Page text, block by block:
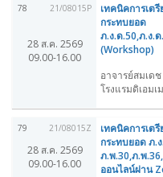
78 21/08015P
28 ส.ค. 2569
09.00-16.00
เทคนิคการเต
กระทบยอด
ภ.ง.ด.50,ภ.ง.
(Workshop)
อาจารย์สมเด
โรงแรมดิเอมเ
79 21/08015Z
28 ส.ค. 2569
09.00-16.00
เทคนิคการเต
กระทบยอด ภ.
ภ.พ.30,ภ.พ
ออนไลน์ผ่าน